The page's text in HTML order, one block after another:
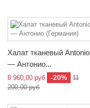
Халат тканевый Antonio
— Антонио...
8 960,00 руб -20%
11
200,00 руб